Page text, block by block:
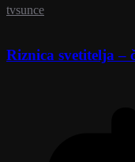
tvsunce
Riznica svetitelja –